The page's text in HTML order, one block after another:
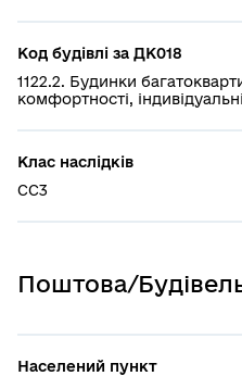
Код будівлі за ДК018
1122.2. Будинки
комфортності, індивідуальні
Клас наслідків
СС3
Поштова/
Населений пункт